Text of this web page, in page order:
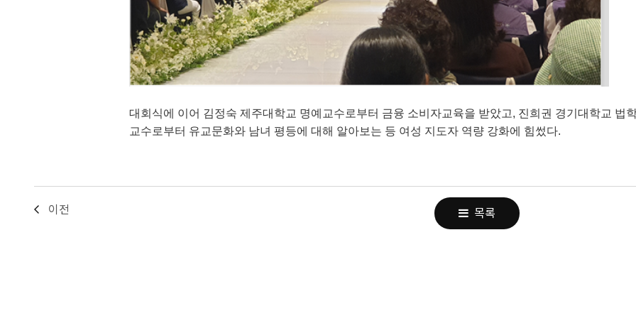
대회식에 이어 김정숙 제주대학교 명예교수로부터 금융 소비자교육을 받았고, 진희권 경기대학교 법
교수로부터 유교문화와 남녀 평등에 대해 알아보는 등 여성 지도자 역량 강화에 힘썼다.
이전 목록